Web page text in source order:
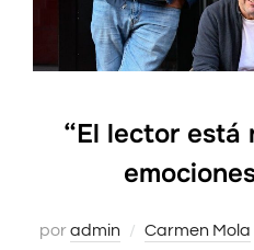
“El lector está
poradmin Carmen Mola